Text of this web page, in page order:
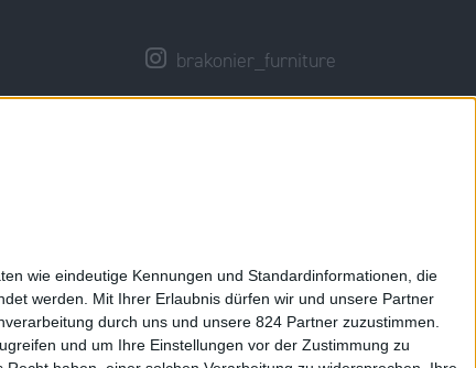
wie eindeutige Kennungen und Standardinformationen, die
werden.
Mit Ihrer Erlaubnis dürfen wir und unsere Partner
durch uns und unsere 824 Partner zuzustimmen.
und um Ihre Einstellungen vor der Zustimmung zu
brakonier_furniture